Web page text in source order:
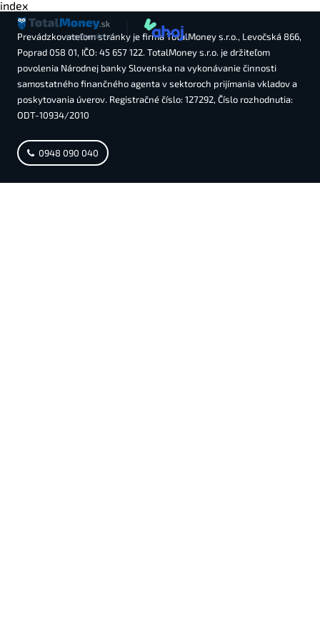
v spolupráci s
index
Prevádzkovateľom stránky je firma TotalMoney s.r.o., Levočská 866,
Poprad 058 01, IČO: 45 657 122. TotalMoney s.r.o. je držiteľom
povolenia Národnej banky Slovenska na vykonávanie činnosti
samostatného finančného agenta v sektoroch prijímania vkladov a
poskytovania úverov. Registračné číslo: 127292, Číslo rozhodnutia:
ODT-10934/2010
0948 090 040